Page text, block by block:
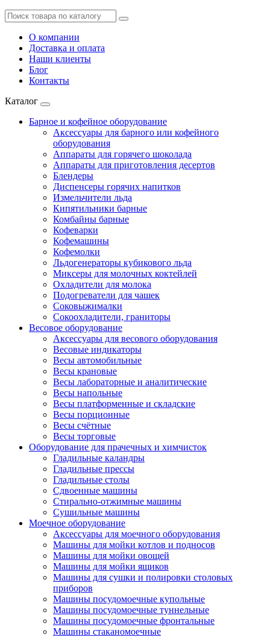
О компании
Доставка и оплата
Наши клиенты
Блог
Контакты
Каталог
Барное и кофейное оборудование
Аксессуары для барного или кофейного
оборудования
Аппараты для горячего шоколада
Аппараты для приготовления десертов
Блендеры
Диспенсеры горячих напитков
Измельчители льда
Кипятильники барные
Комбайны барные
Кофеварки
Кофемашины
Кофемолки
Льдогенераторы кубикового льда
Миксеры для молочных коктейлей
Охладители для молока
Подогреватели для чашек
Соковыжималки
Сокоохладители, граниторы
Весовое оборудование
Аксессуары для весового оборудования
Весовые индикаторы
Весы автомобильные
Весы крановые
Весы лабораторные и аналитические
Весы напольные
Весы платформенные и складские
Весы порционные
Весы счётные
Весы торговые
Оборудование для прачечных и химчисток
Гладильные каландры
Гладильные прессы
Гладильные столы
Сдвоенные машины
Стирально-отжимные машины
Сушильные машины
Моечное оборудование
Аксессуары для моечного оборудования
Машины для мойки котлов и подносов
Машины для мойки овощей
Машины для мойки ящиков
Машины для сушки и полировки столовых
приборов
Машины посудомоечные купольные
Машины посудомоечные туннельные
Машины посудомоечные фронтальные
Машины стаканомоечные